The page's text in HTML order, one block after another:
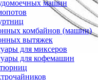
машин
комбайнов (машин)
вытяжек
для миксеров
для кофемашин